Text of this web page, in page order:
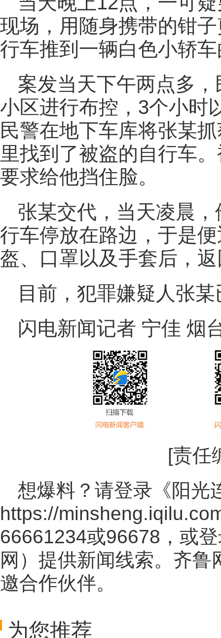
现场，用随身携带的钳
行车推到一辆白色小轿
案发当天下午两点多
小区进行布控，3个小时
民警在地下车库将张某
里找到了被盗的自行车
要求给他挡住脸。
张某交代，当天凌晨
行车停放在路边，于是
盔、口罩以及手套后，
目前，犯罪嫌疑人张
闪电新闻记者 宁佳 烟
[责任
想爆料？请登录《阳光
https://
66661234或96678，或
网 ）提供新闻线索。齐鲁
邀合作伙伴。
为您推荐